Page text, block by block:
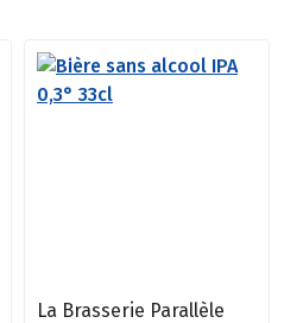
La Brasserie Parallèle